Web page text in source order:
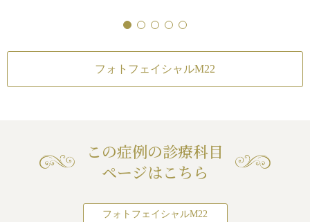
22,000円（税込）でお
トフェイシャルM22
Vビーム
フォトフェイシャルM22
この症例の診療科目
ページはこちら
フォトフェイシャルM22